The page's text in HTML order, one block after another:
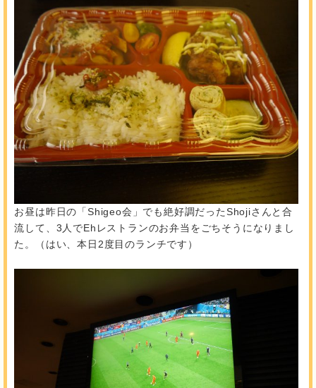
お昼は昨日の「Shigeo会」でも絶好調だったShojiさんと合
流して、3人でEhレストランのお弁当をごちそうになりまし
た。（はい、本日2度目のランチです）